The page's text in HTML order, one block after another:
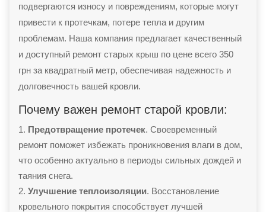
подвергаются износу и повреждениям, которые могут
привести к протечкам, потере тепла и другим
проблемам. Наша компания предлагает качественный
и доступный ремонт старых крыш по цене всего 350
грн за квадратный метр, обеспечивая надежность и
долговечность вашей кровли.
Почему важен ремонт старой кровли:
Предотвращение протечек. Своевременный
ремонт поможет избежать проникновения влаги в дом,
что особенно актуально в периоды сильных дождей и
таяния снега.
Улучшение теплоизоляции. Восстановление
кровельного покрытия способствует лучшей